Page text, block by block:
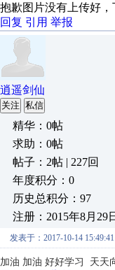
抱歉图片没有上传好，
回复 引用 举报
逍遥剑仙
关注 私信
精华：0帖
求助：0帖
帖子：2帖 | 227回
年度积分：0
历史总积分：97
注册：2015年8月29
发表于：2017-10-14 15:49:41
加油 加油 好好学习 天天